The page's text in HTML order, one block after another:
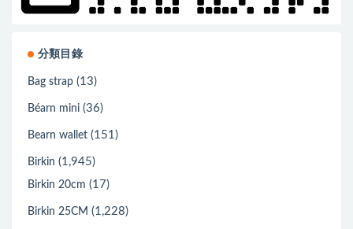
分類目錄
Bag strap (13)
Béarn mini (36)
Bearn wallet (151)
Birkin (1,945)
Birkin 20cm (17)
Birkin 25CM (1,228)